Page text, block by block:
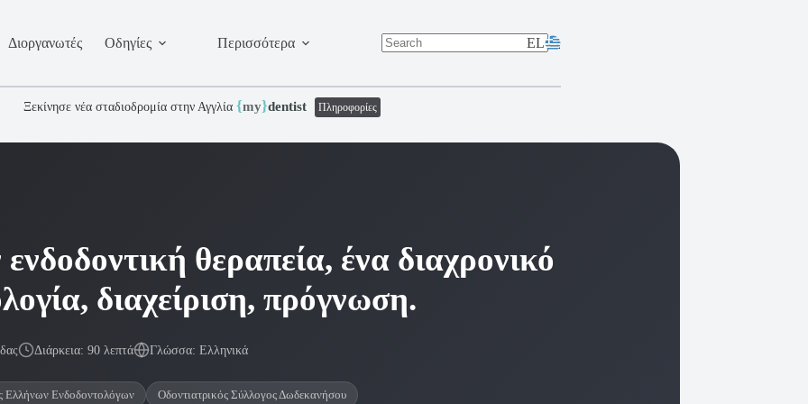
Διοργανωτές Οδηγίες
Περισσότερα
EL
Ξεκίνησε νέα σταδιοδρομία στην Αγγλία {my}dentist Πληροφορίες
θεραπεία, ένα διαχρονικό
διαχείριση, πρόγνωση.
Διάρκεια: 90 λεπτά Γλώσσα: Ελληνικά
Ελλήνων Ενδοδοντολόγων Οδοντιατρικός Σύλλογος Δωδεκανήσου